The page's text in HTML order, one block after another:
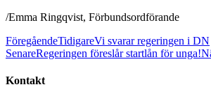
/Emma Ringqvist, Förbundsordförande
FöregåendeTidigareVi svarar regeringen i DN
SenareRegeringen föreslår startlån för unga!
Kontakt